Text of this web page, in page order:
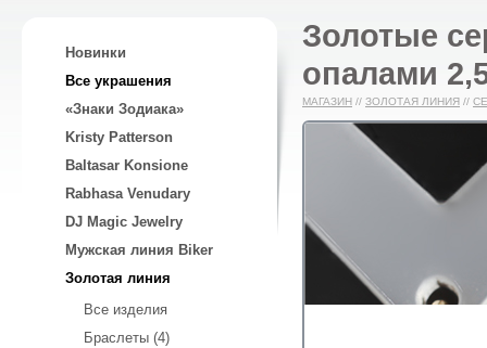
Новинки
Все украшения
«Знаки Зодиака»
Kristy Patterson
Baltasar Konsione
Rabhasa Venudary
DJ Magic Jewelry
Мужская линия Biker
Золотая линия
Все изделия
Браслеты (4)
Золотые
опалами
МАГАЗИН // ЗОЛОТАЯ ЛИНИЯ //